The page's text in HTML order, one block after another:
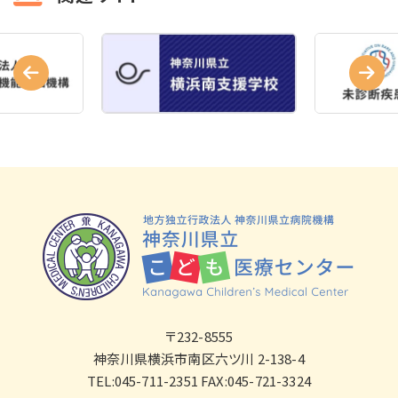
〒232-8555
神奈川県横浜市南区六ツ川 2-138-4
TEL:045-711-2351 FAX:045-721-3324